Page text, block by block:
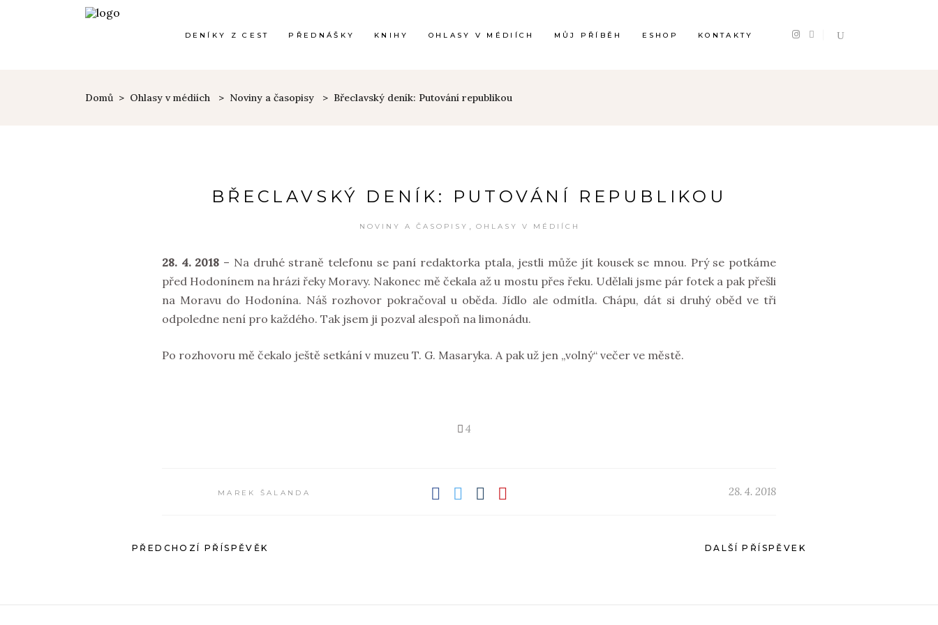
DENÍKY Z CEST PŘEDNÁŠKY KNIHY OHLASY V MÉDIÍCH MŮJ PŘÍBĚH ESHOP KONTAKTY
Domů > Ohlasy v médiích > Noviny a časopisy > Břeclavský deník: Putování republikou
BŘECLAVSKÝ DENÍK: PUTOVÁNÍ REPUBLIKOU
NOVINY A ČASOPISY OHLASY V MÉDIÍCH
28. 4. 2018 – Na druhé straně telefonu se paní redaktorka ptala, jestli může jít kousek se mnou. Prý se potkáme
před Hodonínem na hrázi řeky Moravy. Nakonec mě čekala až u mostu přes řeku. Udělali jsme pár fotek a pak přešli
na Moravu do Hodonína. Náš rozhovor pokračoval u oběda. Jídlo ale odmítla. Chápu, dát si druhý oběd ve tři
odpoledne není pro každého. Tak jsem ji pozval alespoň na limonádu.
Po rozhovoru mě čekalo ještě setkání v muzeu T. G. Masaryka. A pak už jen „volný“ večer ve městě.
4
MAREK ŠALANDA 28. 4. 2018
PŘEDCHOZÍ PŘÍSPĚVĚK DALŠÍ PŘÍSPĚVEK